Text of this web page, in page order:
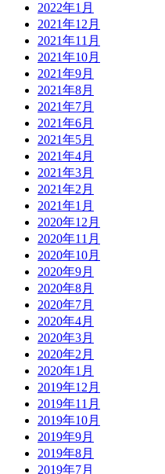
2022年1月
2021年12月
2021年11月
2021年10月
2021年9月
2021年8月
2021年7月
2021年6月
2021年5月
2021年4月
2021年3月
2021年2月
2021年1月
2020年12月
2020年11月
2020年10月
2020年9月
2020年8月
2020年7月
2020年4月
2020年3月
2020年2月
2020年1月
2019年12月
2019年11月
2019年10月
2019年9月
2019年8月
2019年7月